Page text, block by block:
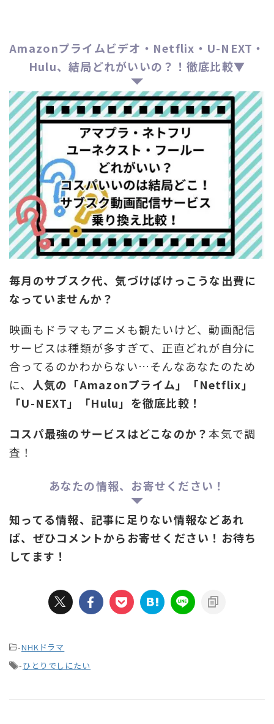
Amazonプライムビデオ・Netflix・U-NEXT・
Hulu、結局どれがいいの？！徹底比較▼
毎月のサブスク代、気づけばけっこうな出費に
なっていませんか？
映画もドラマもアニメも観たいけど、動画配信
サービスは種類が多すぎて、正直どれが自分に
合ってるのかわからない…そんなあなたのため
に、 人気の「Amazonプライム」「Netflix」
「U-NEXT」「Hulu」を徹底比較！
コスパ最強のサービスはどこなのか？本気で調
査！
あなたの情報、お寄せください！
知ってる情報、記事に足りない情報などあれ
ば、ぜひコメントからお寄せください！お待ち
してます！
-NHKドラマ
-ひとりでしにたい